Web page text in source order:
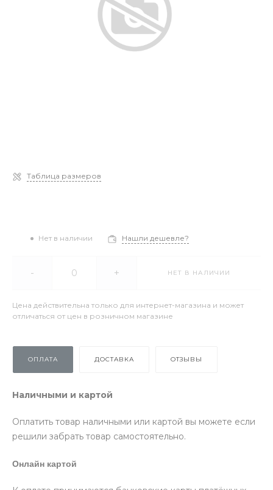
Таблица размеров
Нет в наличии Нашли дешевле?
- + НЕТ В НАЛИЧИИ
Цена действительна только для интернет-магазина и может
отличаться от цен в розничном магазине
ОПЛАТА ДОСТАВКА ОТЗЫВЫ
Наличными и картой
Оплатить товар наличными или картой вы можете если
решили забрать товар самостоятельно.
Онлайн картой